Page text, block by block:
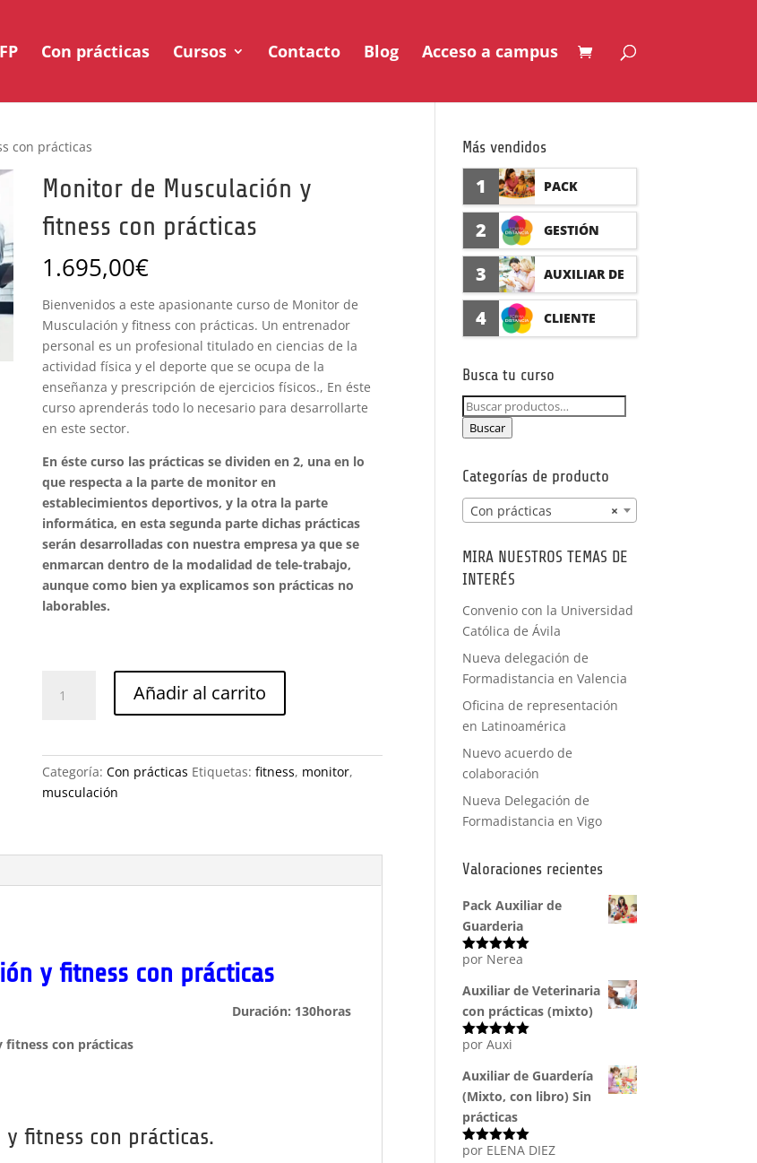
FP Con prácticas Cursos Contacto Blog Acceso a campus
con prácticas
Monitor de Musculación y
fitness con prácticas
1.695,00€
Bienvenidos a este apasionante curso de Monitor de
Musculación y fitness con prácticas. Un entrenador
personal es un profesional titulado en ciencias de la
actividad física y el deporte que se ocupa de la
enseñanza y prescripción de ejercicios físicos., En éste
curso aprenderás todo lo necesario para desarrollarte
en este sector.
En éste curso las prácticas se dividen en 2, una en lo
que respecta a la parte de monitor en
establecimientos deportivos, y la otra la parte
informática, en esta segunda parte dichas prácticas
serán desarrolladas con nuestra empresa ya que se
enmarcan dentro de la modalidad de tele-trabajo,
aunque como bien ya explicamos son prácticas no
laborables.
Musculación
Añadir al carrito
Categoría:Con prácticas Etiquetas:fitness, monitor,
musculación
y fitness con prácticas
Duración: 130horas
Musculación y fitness con prácticas
fitness con prácticas.
Más vendidos
1 PACK
AUXILIAR DE
GUARDERÍA
CON
2 GESTIÓN
SEGURO DE
ACCIDENTES
(PRÁCTICAS
FORMATIVAS)
3 AUXILIAR DE
FARMACIA Y
IA CON
PRÁCTICAS
4 CLIENTE
Busca tu curso
Buscar
por:
Buscar
Categorías de producto
×
Con prácticas
MIRA NUESTROS TEMAS DE
INTERÉS
Convenio con la Universidad
Católica de Ávila
Nueva delegación de
Formadistancia en Valencia
Oficina de representación
en Latinoamérica
Nuevo acuerdo de
colaboración
Nueva Delegación de
Formadistancia en Vigo
Valoraciones recientes
Pack Auxiliar de
Guarderia
Valorado
por Nerea
Auxiliar de Veterinaria
con prácticas (mixto)
Valorado
por Auxi
Auxiliar de Guardería
(Mixto, con libro) Sin
prácticas
Valorado
por ELENA DIEZ